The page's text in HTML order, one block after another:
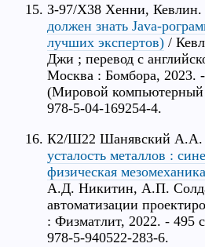
З-97/Х38 Хенни, Кевлин.
должен знать Java-
лучших экспертов) /
Джи ; перевод с
Москва : Бомбора, 2023.
(Мировой компьютерный
978-5-04-169254-4.
К2/Ш22 Шанявский А.А.
усталость металлов :
физическая мезомеханика
А.Д. Никитин, А.П.
автоматизации
: Физматлит, 2022. - 495
978-5-940522-283-6.